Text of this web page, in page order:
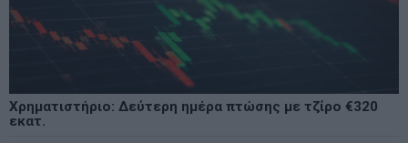
Χρηματιστήριο: Δεύτερη ημέρα πτώσης με τζίρο €320
εκατ.